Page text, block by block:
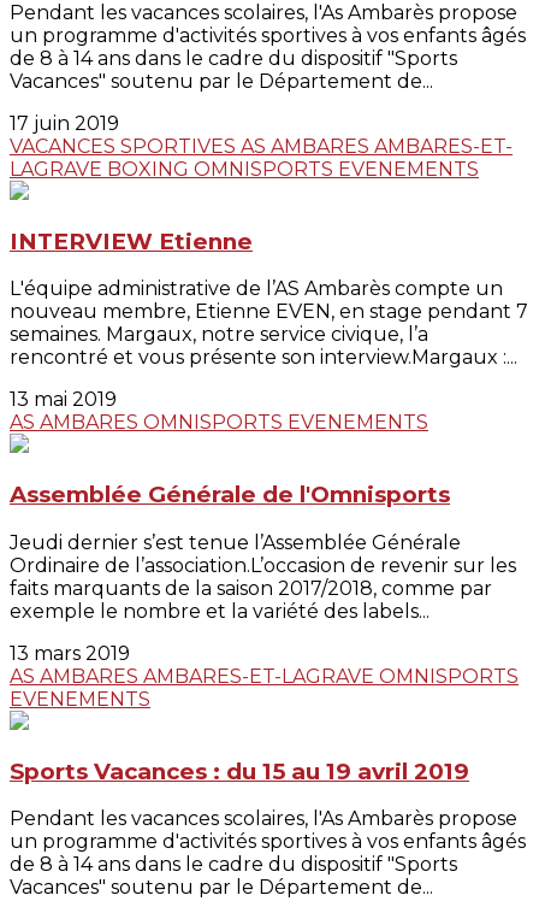
Pendant les vacances scolaires, l'As Ambarès propose
un programme d'activités sportives à vos enfants âgés
de 8 à 14 ans dans le cadre du dispositif "Sports
Vacances" soutenu par le Département de...
17 juin 2019
VACANCES SPORTIVES AS AMBARES AMBARES-ET-
LAGRAVE BOXING OMNISPORTS EVENEMENTS
INTERVIEW Etienne
L'équipe administrative de l’AS Ambarès compte un
nouveau membre, Etienne EVEN, en stage pendant 7
semaines. Margaux, notre service civique, l’a
rencontré et vous présente son interview.Margaux :...
13 mai 2019
AS AMBARES OMNISPORTS EVENEMENTS
Assemblée Générale de l'Omnisports
Jeudi dernier s’est tenue l’Assemblée Générale
Ordinaire de l’association.L’occasion de revenir sur les
faits marquants de la saison 2017/2018, comme par
exemple le nombre et la variété des labels...
13 mars 2019
AS AMBARES AMBARES-ET-LAGRAVE OMNISPORTS
EVENEMENTS
Sports Vacances : du 15 au 19 avril 2019
Pendant les vacances scolaires, l'As Ambarès propose
un programme d'activités sportives à vos enfants âgés
de 8 à 14 ans dans le cadre du dispositif "Sports
Vacances" soutenu par le Département de...